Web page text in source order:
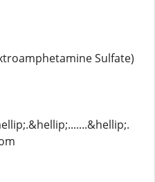
Sulfate)